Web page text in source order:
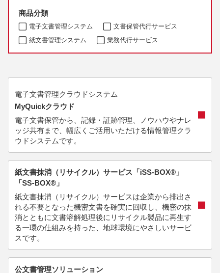
商品分類
電子文書管理システム
文書保管代行サービス
紙文書管理システム
業務代行サービス
電子文書管理クラウドシステム
MyQuickクラウド
電子文書保管から、記録・証跡管理、ノウハウやナレ
ッジ共有まで、幅広くご活用いただける情報管理クラ
ウドシステムです。
紙文書抹消（リサイクル）サービス「iSS-BOX®」
「SS-BOX®」
紙文書抹消（リサイクル）サービスは企業から排出さ
れる不要となった機密文書を確実に回収し、機密の抹
消とともに文書溶解処理後にリサイクル製品に再生す
る一環の仕組みを持った、地球環境にやさしいサービ
スです。
公文書管理ソリューション